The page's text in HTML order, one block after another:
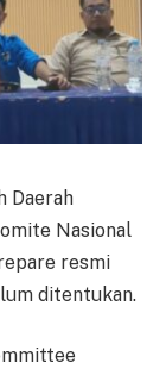
Daerah
Nasional
resmi
ditentukan.